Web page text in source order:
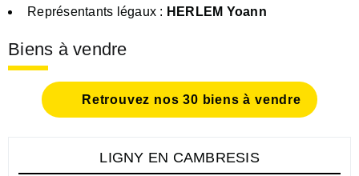
Représentants légaux : HERLEM Yoann
Biens à vendre
Retrouvez nos 30 biens à vendre
LIGNY EN CAMBRESIS